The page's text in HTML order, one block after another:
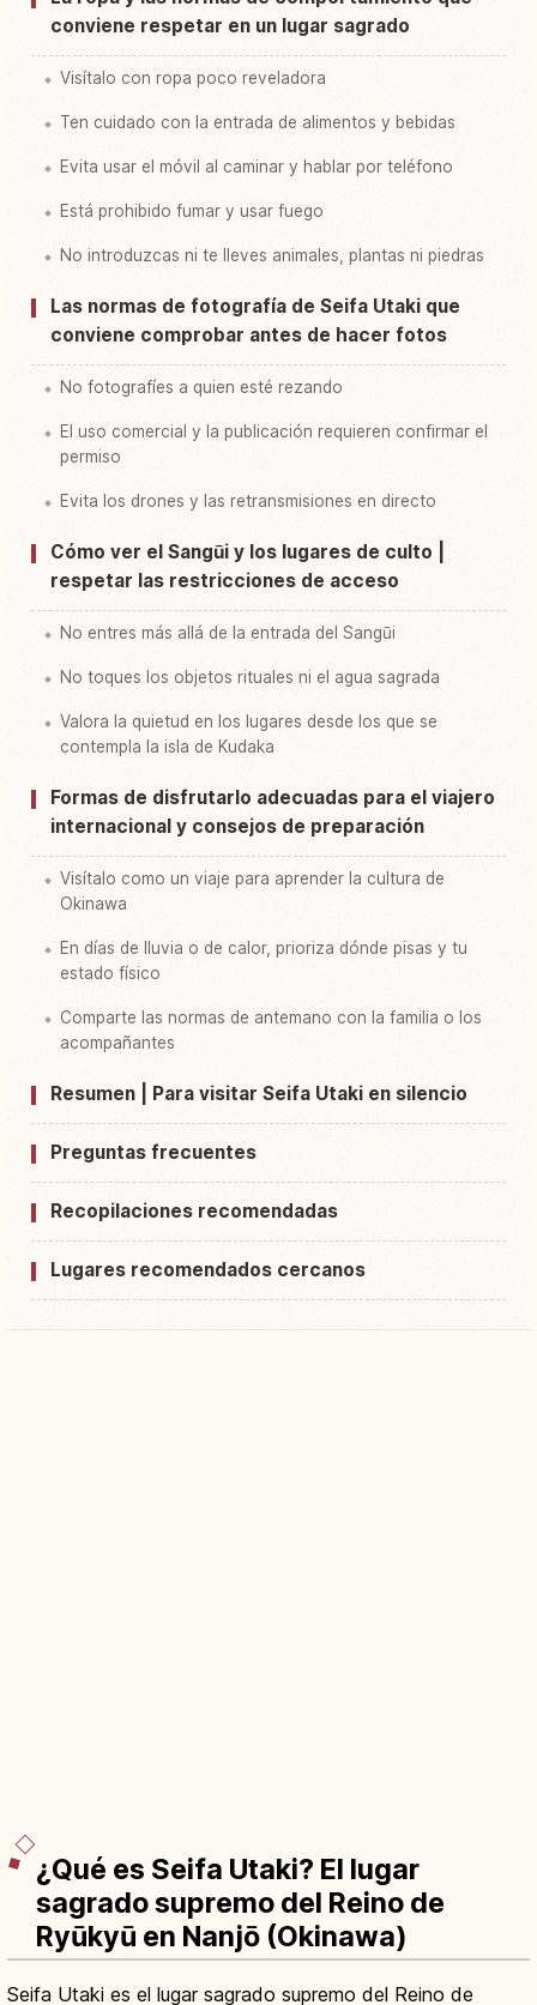
conviene respetar en un lugar sagrado
Visítalo con ropa poco reveladora
Ten cuidado con la entrada de alimentos y bebidas
Evita usar el móvil al caminar y hablar por teléfono
Está prohibido fumar y usar fuego
No introduzcas ni te lleves animales, plantas ni piedras
Las normas de fotografía de Seifa Utaki que
conviene comprobar antes de hacer fotos
No fotografíes a quien esté rezando
El uso comercial y la publicación requieren confirmar el
permiso
Evita los drones y las retransmisiones en directo
Cómo ver el Sangūi y los lugares de culto |
respetar las restricciones de acceso
No entres más allá de la entrada del Sangūi
No toques los objetos rituales ni el agua sagrada
Valora la quietud en los lugares desde los que se
contempla la isla de Kudaka
Formas de disfrutarlo adecuadas para el viajero
internacional y consejos de preparación
Visítalo como un viaje para aprender la cultura de
Okinawa
En días de lluvia o de calor, prioriza dónde pisas y tu
estado físico
Comparte las normas de antemano con la familia o los
acompañantes
Resumen | Para visitar Seifa Utaki en silencio
Preguntas frecuentes
Recopilaciones recomendadas
Lugares recomendados cercanos
¿Qué es Seifa Utaki? El lugar
sagrado supremo del Reino de
Ryūkyū en Nanjō (Okinawa)
Seifa Utaki es el lugar sagrado supremo del Reino de